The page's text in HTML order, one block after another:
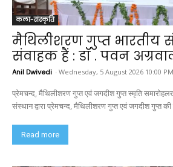
कला-संस्कृति
मैथिलीशरण गुप्त भारतीय
संवाहक हैं : डॉ . पवन
Anil Dwivedi - Wednesday, 5 August 2026 10:00 PM
प्रेमचन्द, मैथिलीशरण गुप्त एवं जगदीश गुप्त स्मृति
संस्थान द्वारा प्रेमचन्द, मैथिलीशरण गुप्त एवं जगदीश गुप्त
Read more